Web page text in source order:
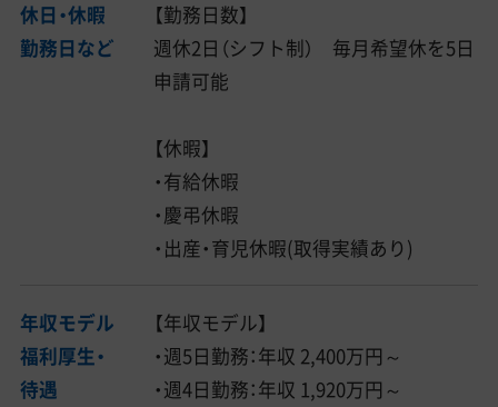
休日・休暇
勤務日など
【勤務日数】
週休2日（シフト制） 毎月希望休を5日
申請可能
【休暇】
・有給休暇
・慶弔休暇
・出産・育児休暇(取得実績あり)
年収モデル
福利厚生・
待遇
【年収モデル】
・週5日勤務：年収 2,400万円～
・週4日勤務：年収 1,920万円～